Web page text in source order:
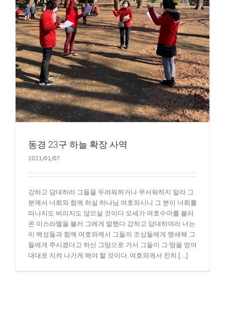
동경 23구 하늘 확장 사역
2021/01/07
강하고 담대하라 그들을 두려워하거나 무서워하지 말라 그
분께서 너희와 함께 하실 하나님 여호와시니 그 분이 너희를
떠나지도 버리지도 않으실 것이다 모세가 여호수아를 불러
온 이스라엘을 불러 그에게 말했다 강하고 담대하여라 너는
이 백성들과 함께 여호와께서 그들의 조상들에게 맹세해 그
들에게 주시겠다고 하신 그땅으로 가서 그들이 그 땅을 얻어
대대로 지켜 나가게 해야 할 것이다. 여호와께서 친히 [...]